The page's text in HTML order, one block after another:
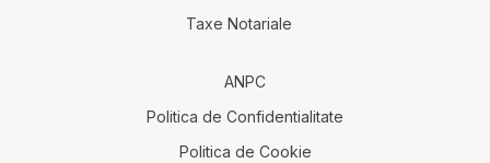
Taxe Notariale
ANPC
Politica de Confidentialitate
Politica de Cookie